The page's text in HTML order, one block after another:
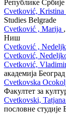
Републике Србије
Cvetković, Kristina
Studies Belgrade
Cvetković , Marija
Ниш
Cvetković ,
Cvetković,
Cvetković,
академија Београд
Cvetkovska
Факултет за
Cvetkovski, Tatjana
пословне студије